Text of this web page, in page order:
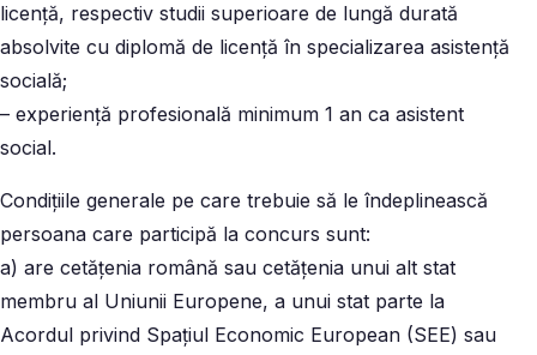
licență, respectiv studii superioare de lungă durată
absolvite cu diplomă de licență în specializarea asistență
socială;
– experiență profesională minimum 1 an ca asistent
social.
Condiţiile generale pe care trebuie să le îndeplinească
persoana care participă la concurs sunt:
a) are cetăţenia română sau cetăţenia unui alt stat
membru al Uniunii Europene, a unui stat parte la
Acordul privind Spaţiul Economic European (SEE) sau